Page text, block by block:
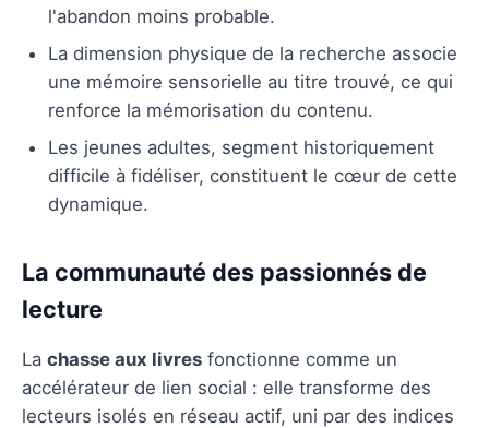
l'abandon moins probable.
La dimension physique de la recherche associe
une mémoire sensorielle au titre trouvé, ce qui
renforce la mémorisation du contenu.
Les jeunes adultes, segment historiquement
difficile à fidéliser, constituent le cœur de cette
dynamique.
La communauté des passionnés de
lecture
La chasse aux livres fonctionne comme un
accélérateur de lien social : elle transforme des
lecteurs isolés en réseau actif, uni par des indices